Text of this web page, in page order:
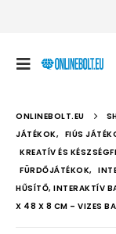
ONLINEBOLT.EU
JÁTÉKOK, FIÚS
KREATÍV ÉS
FÜRDŐJÁTÉKOK,
HŰSÍTŐ, INTERAKTÍV
X 48 X 8 CM – VIZES